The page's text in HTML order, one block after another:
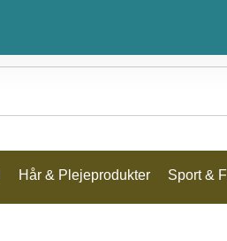
Hår & Plejeprodukter Sport &